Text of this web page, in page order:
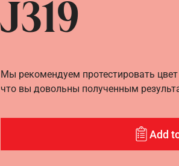
J319
Мы рекомендуем протестировать
что вы довольны полученным
Add